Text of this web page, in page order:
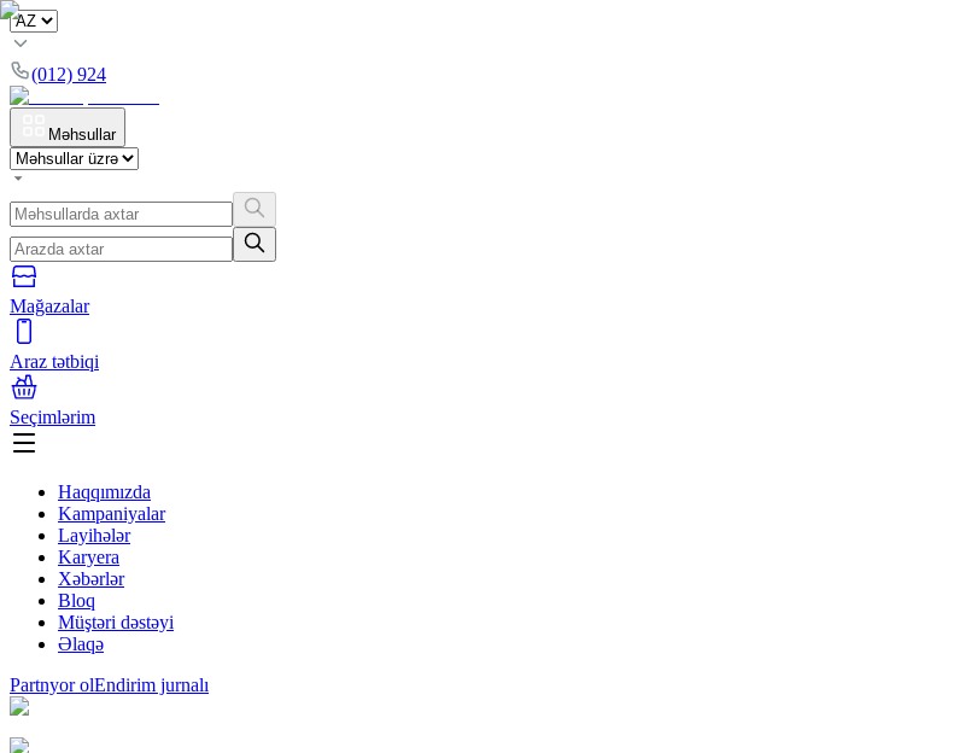
(012) 924
Məhsullar
Mağazalar
Araz tətbiqi
Seçimlərim
Haqqımızda
Kampaniyalar
Layihələr
Karyera
Xəbərlər
Bloq
Müştəri dəstəyi
Əlaqə
Partnyor olEndirim jurnalı